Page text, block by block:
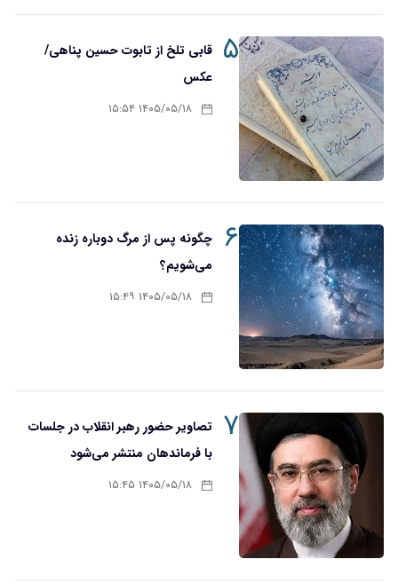
۵ قابی تلخ از تابوت حسین پناهی/
عکس
۱۴۰۵/۰۵/۱۸ ۱۵:۵۴
۶
چگونه پس از مرگ دوباره زنده
می‌شویم؟
۱۴۰۵/۰۵/۱۸ ۱۵:۴۹
۷
تصاویر حضور رهبر انقلاب در جلسات
با فرماندهان منتشر می‌شود
۱۴۰۵/۰۵/۱۸ ۱۵:۴۵